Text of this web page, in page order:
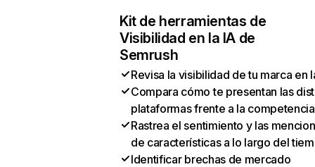
Kit de herramientas de
Visibilidad en la IA de
Semrush
Revisa la visibilidad de tu marca en
Compara cómo te presentan las
plataformas frente a la competencia
Rastrea el sentimiento y las
de características a lo largo del
Identificar brechas de mercado